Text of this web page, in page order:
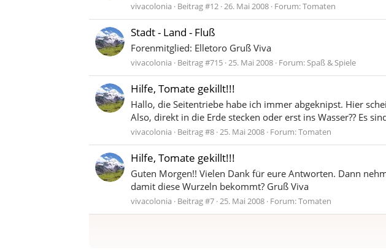
vivacolonia Beitrag #12 26. Mai 2008 Forum:Tomaten
Stadt - Land - Fluß
Forenmitglied: Elletoro Gruß Viva
vivacolonia Beitrag #715 25. Mai 2008 Forum:Spaß & Spiele
Hilfe, Tomate gekillt!!!
Hallo, die Seitentriebe habe ich immer abgeknipst. Hier
Also, direkt in die Erde stecken oder erst ins Wasser?? Es
vivacolonia Beitrag #8 25. Mai 2008 Forum:Tomaten
Hilfe, Tomate gekillt!!!
Guten Morgen!! Vielen Dank für eure Antworten. Dann
damit diese Wurzeln bekommt? Gruß Viva
vivacolonia Beitrag #7 25. Mai 2008 Forum:Tomaten